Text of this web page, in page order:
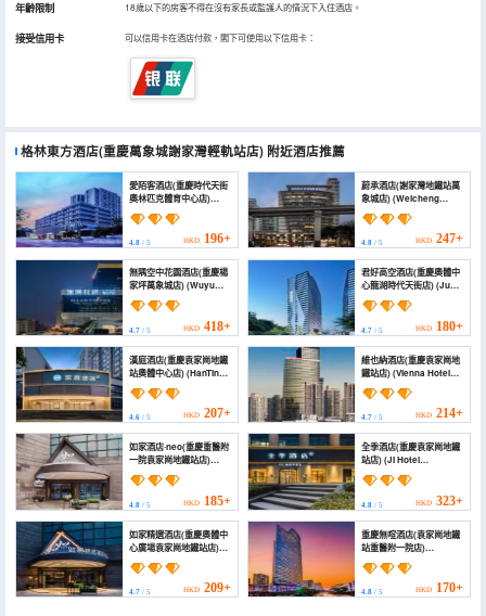
年齡限制 18歲以下的房客不得在沒有家長或監護人的情況下入住酒店。
接受信用卡 可以信用卡在酒店付款，閣下可使用以下信用卡：
格林東方酒店(重慶萬象城謝家灣輕軌站店) 附近酒店推薦
愛陌客酒店(重慶時代天街
奧林匹克體育中心店)
(Aimoke Hotel
(Xiejiawan Vientiane
City))
4.8 / 5 HKD 196+
蔚承酒店(謝家灣地鐵站萬
象城店) (Weicheng
Hotel (Xiejiawan Metro
Station Vientiane City
Branch))
4.8/ 5 HKD 247+
無隅空中花園酒店(重慶楊
家坪萬象城店) (Wuyu
Sky Garden Hotel
(Yangjiaping,MixC
Branch,Chongqing))
4.7 / 5 HKD 418+
君好高空酒店(重慶奧體中
心龍湖時代天街店) (Jun
Hao High-Altitude
Hotel)
4.7/ 5 HKD 180+
漢庭酒店(重慶袁家崗地鐵
站奧體中心店) (HanTing
Hotel (Chongqing
Yuanjiagang Metro
Station, Olympic Sports
Center))
4.6 / 5 HKD 207+
維也納酒店(重慶袁家崗地
鐵站店) (Vienna Hotel
(Chongqing
Yuanjiagang Metro
Station))
4.7/ 5 HKD 214+
如家酒店·neo(重慶重醫附
一院袁家崗地鐵站店)
(Home Inn Neo
(Chongqing Chongqing
Medical Affiliated No.1
Hospital Yuanjiagang
Subway Station))
4.8 / 5 HKD 185+
全季酒店(重慶袁家崗地鐵
站店) (JI Hotel
(Chongqing
Yuanjiagang Subway
4.8/ 5 HKD 323+
如家精選酒店(重慶奧體中
心廣場袁家崗地鐵站店)
(Homeinn Plus Hotel
(Chongqing Olympic
Sports Center Square
Yuanjiagang Subway
4.7 / 5 HKD 209+
重慶無喧酒店(袁家崗地鐵
站重醫附一院店)
(Wuxuan)
4.8/ 5 HKD 170+